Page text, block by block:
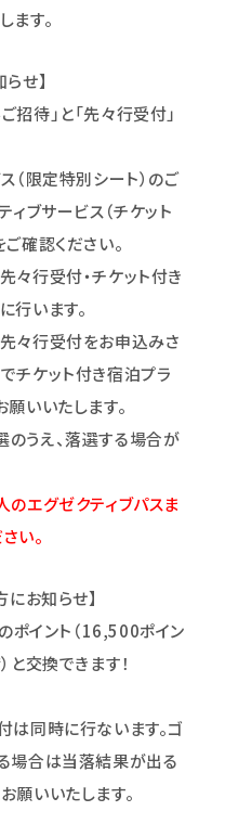
ます。
せ】
待」と「先々行受付」
（限定特別シート）のご
ィブサービス（チケット
確認ください。
々行受付・チケット付き
行います。
々行受付をお申込みさ
チケット付き宿泊プラ
いいたします。
うえ、落選する場合が
エグゼクティブパスま
い。
にお知らせ】
ポイント（16,500ポイン
と交換できます！
は同時に行ないます。ゴ
場合は当落結果が出る
願いいたします。